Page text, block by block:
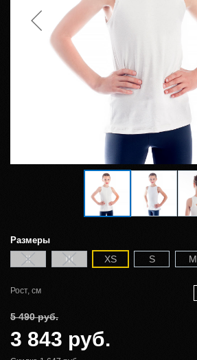
Размеры
II III XS S M
Рост, см
5 490 руб.
3 843 руб.